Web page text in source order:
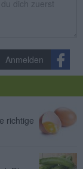
Anmelden
richtige